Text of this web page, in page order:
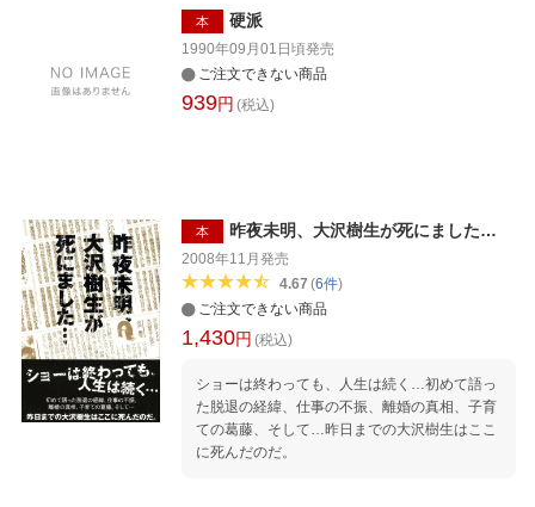
本 硬派
1990年09月01日頃発売
ご注文できない商品
939円 (税込)
本 昨夜未明、大沢樹生が死にました…
2008年11月 発売
4.67 (6件)
ご注文できない商品
1,430円 (税込)
ショーは終わっても、人生は続く…初めて語っ
た脱退の経緯、仕事の不振、離婚の真相、子育
ての葛藤、そして…昨日までの大沢樹生はここ
に死んだのだ。